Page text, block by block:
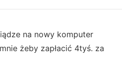
na nowy komputer
żeby zapłacić 4tyś. za